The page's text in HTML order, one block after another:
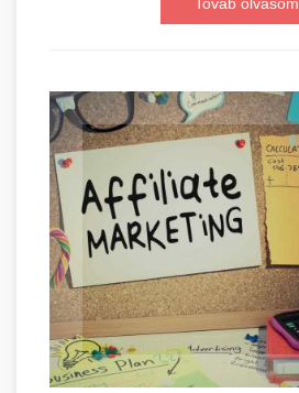
Továb olvasom